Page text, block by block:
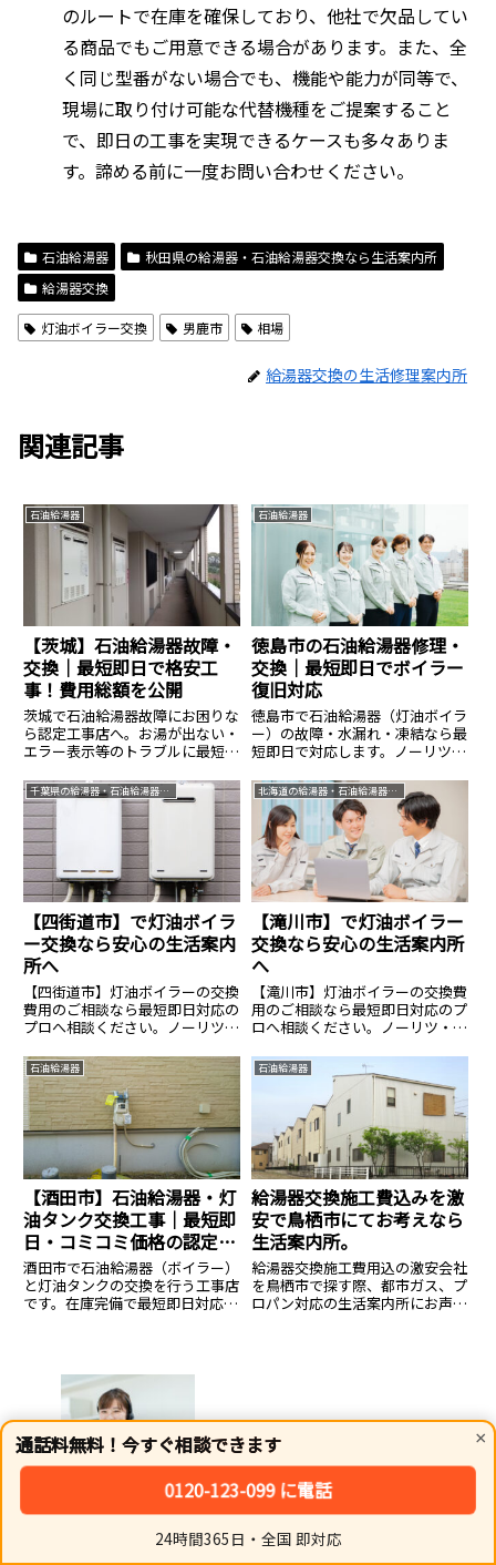
×
通話料無料！今すぐ相談できます
0120-123-099 に電話
24時間365日・全国 即対応
のルートで在庫を確保しており、他社で欠品してい
る商品でもご用意できる場合があります。また、全
く同じ型番がない場合でも、機能や能力が同等で、
現場に取り付け可能な代替機種をご提案すること
で、即日の工事を実現できるケースも多々ありま
す。諦める前に一度お問い合わせください。
石油給湯器
秋田県の給湯器・石油給湯器交換なら生活案内所
給湯器交換
灯油ボイラー交換 男鹿市 相場
給湯器交換の生活修理案内所
関連記事
石油給湯器
【茨城】石油給湯器故障・
交換｜最短即日で格安工
事！費用総額を公開
茨城で石油給湯器故障にお困りな
ら認定工事店へ。お湯が出ない・
エラー表示等のトラブルに最短即
＋工事費＋処分費のコミコミ総額
でご提案。見積もりは写真送付で
即答可能です。
石油給湯器
徳島市の石油給湯器修理・
交換｜最短即日でボイラー
復旧対応
徳島市で石油給湯器（灯油ボイラ
ー）の故障・水漏れ・凍結なら最
短即日で対応します。ノーリツ・
可能。有資格者が適正価格で施
工、見積りは無料です。
千葉県の給湯器・石油給湯器交換なら生活案内所
【四街道市】で灯油ボイラ
ー交換なら安心の生活案内
所へ
【四街道市】灯油ボイラーの交換
費用のご相談なら最短即日対応の
プロへ相談ください。ノーリツ・
ご相談は14.8万円〜。見積無料・
24時間365日受付中。安心の生活
案内所へ。
北海道の給湯器・石油給湯器交換なら生活案内所
【滝川市】で灯油ボイラー
交換なら安心の生活案内所
へ
【滝川市】灯油ボイラーの交換費
用のご相談なら最短即日対応のプ
ロへ相談ください。ノーリツ・コ
相談は14.8万円〜。見積無料・24
時間365日受付中。安心の生活案
石油給湯器
【酒田市】石油給湯器・灯
油タンク交換工事｜最短即
日・コミコミ価格の認定施
工店
酒田市で石油給湯器（ボイラー）
と灯油タンクの交換を行う工事店
です。在庫完備で最短即日対応。
石油給湯器
給湯器交換施工費込みを激
安で鳥栖市にてお考えなら
生活案内所。
給湯器交換施工費用込の激安会社
を鳥栖市で探す際、都市ガス、プ
ロパン対応の生活案内所にお声掛
【川上郡弟子屈町】で灯油ボイラー交換
なら安心の生活案内所へ
シェア トップ